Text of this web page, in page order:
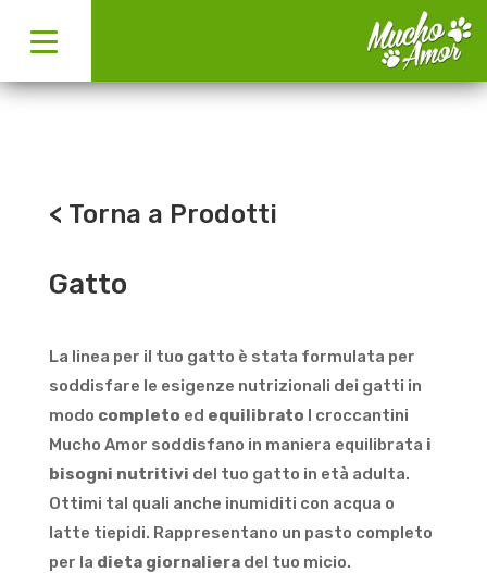
< Torna a Prodotti
Gatto
La linea per il tuo gatto è stata formulata per
soddisfare le esigenze nutrizionali dei gatti in
modo completo ed equilibrato I croccantini
Mucho Amor soddisfano in maniera equilibrata i
bisogni nutritivi del tuo gatto in età adulta.
Ottimi tal quali anche inumiditi con acqua o
latte tiepidi. Rappresentano un pasto completo
per la dieta giornalieradel tuo micio.